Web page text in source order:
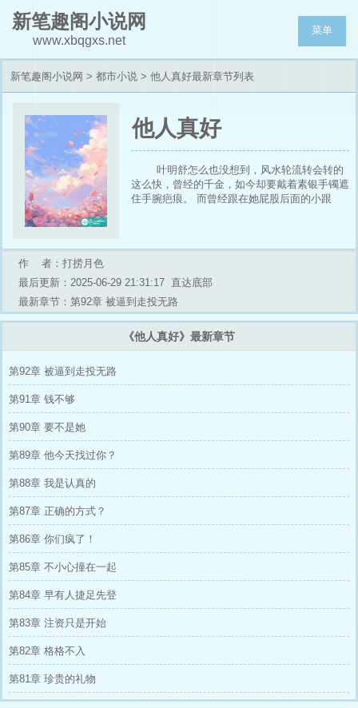
新笔趣阁小说网
www.xbqgxs.net
菜单
新笔趣阁小说网 > 都市小说 > 他人真好最新章节列表
他人真好
叶明舒怎么也没想到，风水轮流转会转的
这么快，曾经的千金，如今却要戴着素银手镯遮
住手腕疤痕。 而曾经跟在她屁股后面的小跟
作 者：打捞月色
最后更新：2025-06-29 21:31:17 直达底部
最新章节：第92章 被逼到走投无路
《他人真好》最新章节
第92章 被逼到走投无路
第91章 钱不够
第90章 要不是她
第89章 他今天找过你？
第88章 我是认真的
第87章 正确的方式？
第86章 你们疯了！
第85章 不小心撞在一起
第84章 早有人捷足先登
第83章 注资只是开始
第82章 格格不入
第81章 珍贵的礼物